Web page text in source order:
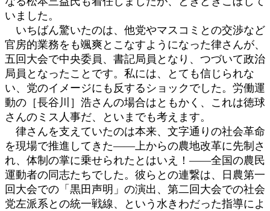
いました。
いちばん驚いたのは、他党やマスコミとの交渉など
官房的業務をも颯爽とこなすようになった律さんが、
五回大会で中央委員、書記局員となり、つづいて政治
局員となったことです。私には、とても信じられな
い、党のイメージにも反するショックでした。労働運
動の［長谷川］浩さんの場合はともかく、これは徳球
さんのミス人事だ、といまでも考えます。
律さんを支えていたのは本来、文字通りの社会革命
を現場で推進してきた――上からの農地改革に先制さ
れ、体制の掌に乗せられたとはいえ！――全国の農民
運動者の同志たちでした。彼らとの連繋は、日農第一
回大会での「黒田声明」の演出、第二回大会での社会
党左派系との統一戦線、という水きわだった指導によ